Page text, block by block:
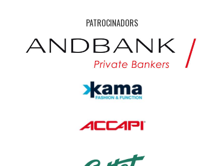
PATROCINADORS